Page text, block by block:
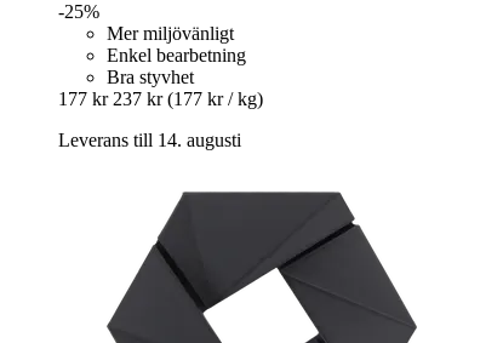
-25%
Mer miljövänligt
Enkel bearbetning
Bra styvhet
177 kr 237 kr (177 kr / kg)
Leverans till 14. augusti